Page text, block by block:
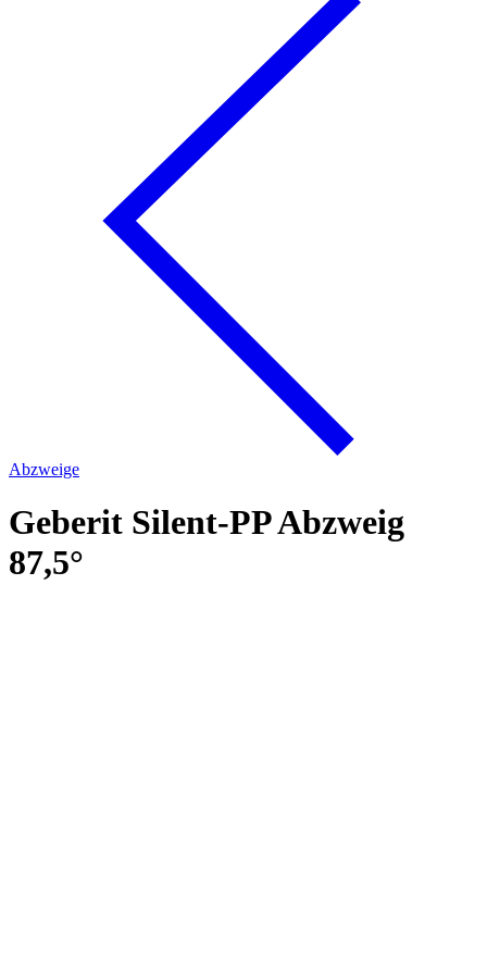
Abzweige
Geberit Silent-PP Abzweig
87,5°